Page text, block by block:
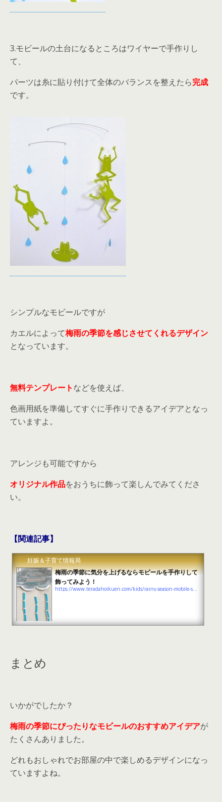
3.モビールの土台になるところはワイヤーで手作りし
て、
パーツは糸に貼り付けて全体のバランスを整えたら完成
です。
シンプルなモビールですが
カエルによって梅雨の季節を感じさせてくれるデザイン
となっています。
無料テンプレートなどを使えば、
色画用紙を準備してすぐに手作りできるアイデアとなっ
ていますよ。
アレンジも可能ですから
オリジナル作品をおうちに飾って楽しんでみてくださ
い。
【関連記事】
妊娠＆子育て情報局
梅雨の季節に気分を上げるならモビールを手作りして
飾ってみよう！
まとめ
いかがでしたか？
梅雨の季節にぴったりなモビールのおすすめアイデアが
たくさんありました。
どれもおしゃれでお部屋の中で楽しめるデザインになっ
ていますよね。